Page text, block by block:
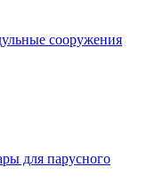
сооружения
для парусного